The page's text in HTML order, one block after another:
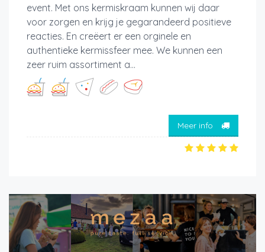
event. Met ons kermiskraam kunnen wij daar
voor zorgen en krijg je gegarandeerd positieve
reacties. En creëert er een orginele en
authentieke kermissfeer mee. We kunnen een
zeer ruim assortiment a...
Meer info